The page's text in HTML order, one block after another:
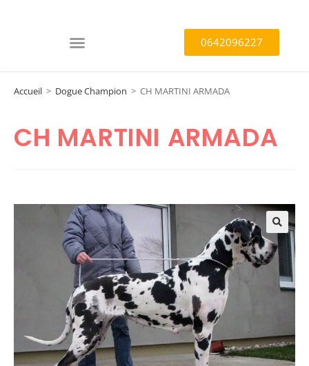
0642096227
Accueil > Dogue Champion > CH MARTINI ARMADA
CH MARTINI ARMADA
🔍